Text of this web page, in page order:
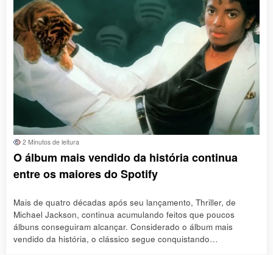
2 Minutos de leitura
O álbum mais vendido da história continua
entre os maiores do Spotify
Mais de quatro décadas após seu lançamento, Thriller, de
Michael Jackson, continua acumulando feitos que poucos
álbuns conseguiram alcançar. Considerado o álbum mais
vendido da história, o clássico segue conquistando…